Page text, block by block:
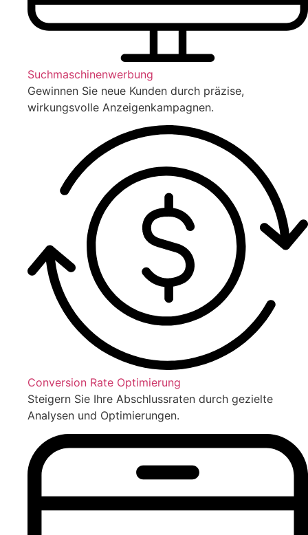
Suchmaschinenwerbung
Gewinnen Sie neue Kunden durch präzise,
wirkungsvolle Anzeigenkampagnen.
Conversion Rate Optimierung
Steigern Sie Ihre Abschlussraten durch gezielte
Analysen und Optimierungen.